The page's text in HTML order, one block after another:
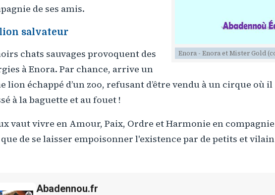
Enora - Enora et Mister Gold
de ses amis.
salvateur
chats sauvages provoquent des
à Enora. Par chance, arrive un
lion échappé d’un zoo, refusant d’être vendu à un cirque où
à la baguette et au fouet !
vaut vivre en Amour, Paix, Ordre et Harmonie en
de se laisser empoisonner l'existence par de petits et
Abadennou.fr